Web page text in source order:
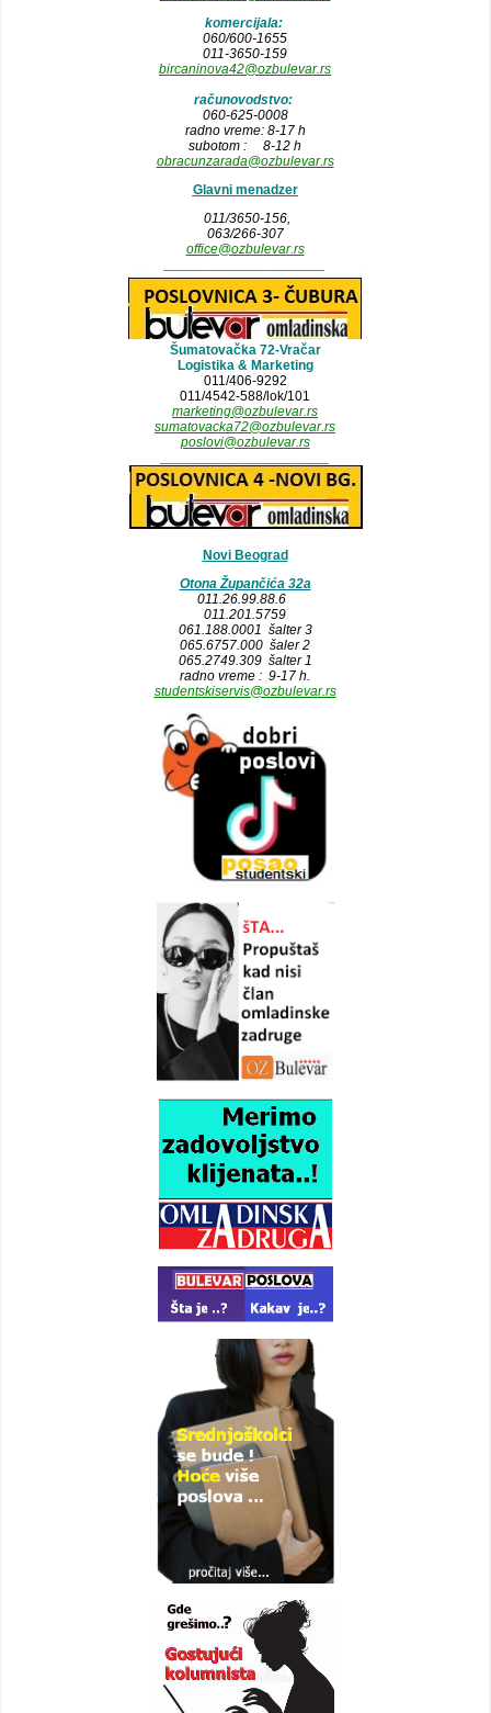
komercijala:
060/600-1655
011-3650-159
bircaninova42@ozbulevar.rs
računovodstvo:
060-625-0008
radno vreme: 8-17 h
subotom : 8-12 h
obracunzarada@ozbulevar.rs
Glavni menadzer
011/3650-156,
063/266-307
office@ozbulevar.rs
Šumatovačka 72-Vračar
Logistika & Marketing
011/406-9292
011/4542-588/lok/101
marketing@ozbulevar.rs
sumatovacka72@ozbulevar.rs
poslovi@ozbulevar.rs
Novi Beograd
Otona Župančića 32a
011.26.99.88.6
011.201.5759
061.188.0001 šalter 3
065.6757.000 šaler 2
065.2749.309 šalter 1
radno vreme : 9-17 h.
studentskiservis@ozbulevar.rs